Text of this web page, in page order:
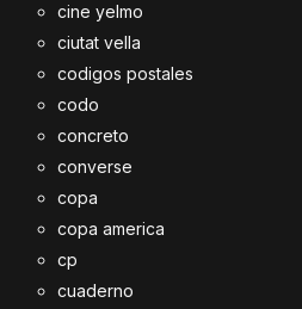
cine yelmo
ciutat vella
codigos postales
codo
concreto
converse
copa
copa america
cp
cuaderno